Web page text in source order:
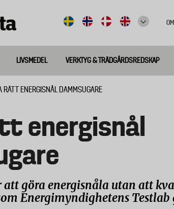
LIVSMEDEL VERKTYG & TRÄDGÅRDSREDSKAP
RÄTT ENERGISNÅL DAMMSUGARE
energisnål
att göra energisnåla utan att
Energimyndighetens Testlab